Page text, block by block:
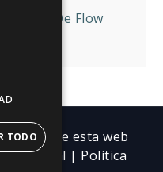
Estado De Flow
de esta web
legal | Política
TODO